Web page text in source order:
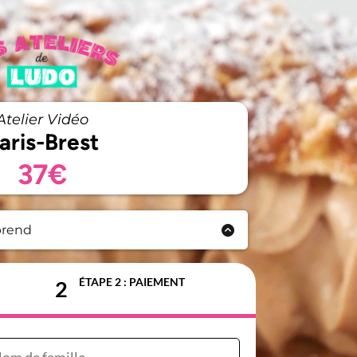
Vidéo
Brest
37€
imprimable
matériel
2 ÉTAPE 2 : PAIEMENT